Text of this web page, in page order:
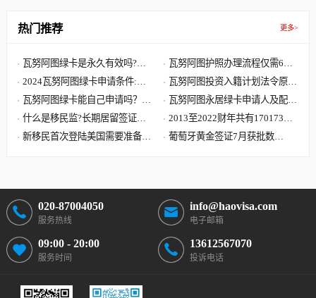
热门推荐 更多>
瓦努阿图绿卡是永久有效吗?瓦
努阿图绿卡有效期是多久?
瓦努阿图护照办理流程仅需6步,
快至30天获批 60天收到原件
2024瓦努阿图绿卡申请条件:单
人8000美元 7天获批三周拿卡
瓦努阿图投资入籍计划法令原文
解读,主申请人捐献8万美元起
瓦努阿图绿卡能自己申请吗？答
案可能要让您失望了
瓦努阿图永居绿卡申请人及配偶
子女需要提供资料最全清单
什么是移民监?长期居留签证和
永久居留签证有什么区别?
2013至2022财年共有170173位
中国大陆申请人移民美国
新移民首次登陆美国需要准备哪
葡萄牙黄金签证7月获批数
020-87004050
服务热线
info@haovisa.com
电子邮箱
09:00 - 20:00
服务时间
13612567070
投诉电话